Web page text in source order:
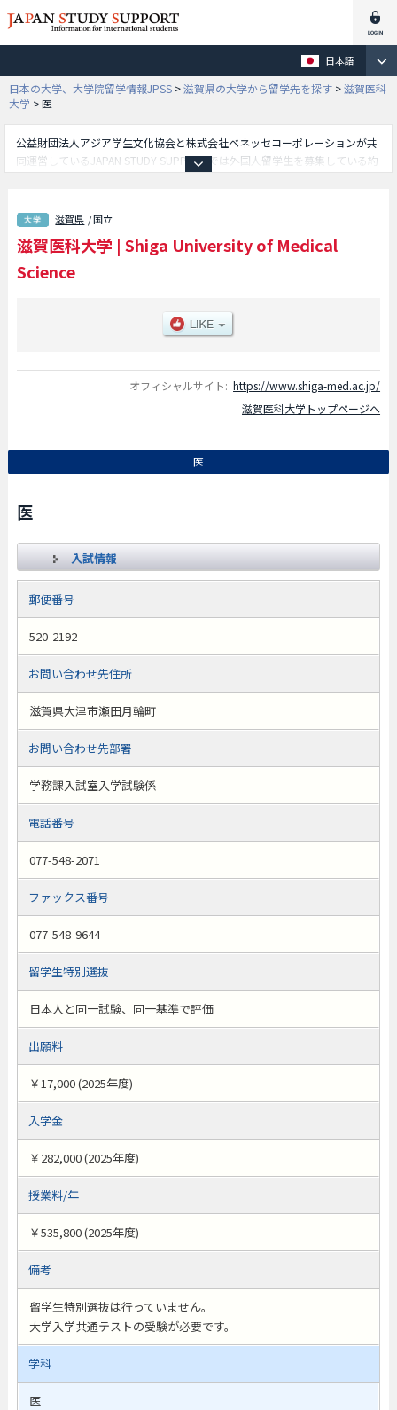
日本語
日本の大学、大学院留学情報JPSS >滋賀県の大学から留学先を探す >滋賀医科
大学 >医
公益財団法人アジア学生文化協会と株式会社ベネッセコーポレーションが共
同運営しているJAPAN STUDY SUPPORTでは外国人留学生を募集している約
別情報や、募集定員や合格者数など入試情報、施設案内、アクセスなど外国
人留学生に必要な情報を掲載しているので是非ご利用ください。
滋賀県 / 国立
滋賀医科大学 | Shiga University of Medical
Science
オフィシャルサイト: https://www.shiga-med.ac.jp/
滋賀医科大学トップページへ
医
医
入試情報
郵便番号
520-2192
お問い合わせ先住所
滋賀県大津市瀬田月輪町
お問い合わせ先部署
学務課入試室入学試験係
電話番号
077-548-2071
ファックス番号
077-548-9644
留学生特別選抜
日本人と同一試験、同一基準で評価
出願料
￥17,000 (2025年度)
入学金
￥282,000 (2025年度)
授業料/年
￥535,800 (2025年度)
備考
留学生特別選抜は行っていません。
大学入学共通テストの受験が必要です。
学科
医